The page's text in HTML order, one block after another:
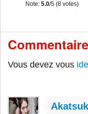
Note: 5.0/5 (8votes)
Vous devez vous